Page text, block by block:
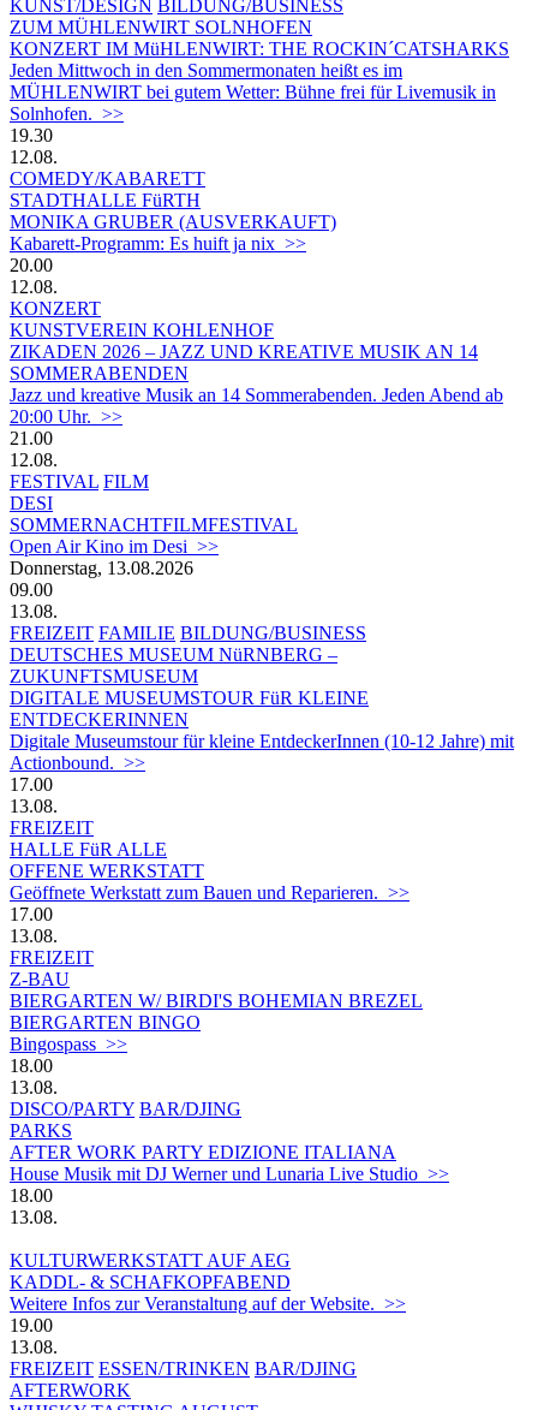
KUNST/DESIGN BILDUNG/BUSINESS
ZUM MÜHLENWIRT SOLNHOFEN
KONZERT IM MüHLENWIRT: THE ROCKIN´CATSHARKS
Jeden Mittwoch in den Sommermonaten heißt es im
MÜHLENWIRT bei gutem Wetter: Bühne frei für Livemusik in
Solnhofen. >>
19.30
12.08.
COMEDY/KABARETT
STADTHALLE FüRTH
MONIKA GRUBER (AUSVERKAUFT)
Kabarett-Programm: Es huift ja nix >>
20.00
12.08.
KONZERT
KUNSTVEREIN KOHLENHOF
ZIKADEN 2026 – JAZZ UND KREATIVE MUSIK AN 14
SOMMERABENDEN
Jazz und kreative Musik an 14 Sommerabenden. Jeden Abend ab
20:00 Uhr. >>
21.00
12.08.
FESTIVAL FILM
DESI
SOMMERNACHTFILMFESTIVAL
Open Air Kino im Desi >>
Donnerstag, 13.08.2026
09.00
13.08.
FREIZEIT FAMILIE BILDUNG/BUSINESS
DEUTSCHES MUSEUM NüRNBERG –
ZUKUNFTSMUSEUM
DIGITALE MUSEUMSTOUR FüR KLEINE
ENTDECKERINNEN
Digitale Museumstour für kleine EntdeckerInnen (10-12 Jahre) mit
Actionbound. >>
17.00
13.08.
FREIZEIT
HALLE FüR ALLE
OFFENE WERKSTATT
Geöffnete Werkstatt zum Bauen und Reparieren. >>
17.00
13.08.
FREIZEIT
Z-BAU
BIERGARTEN W/ BIRDI'S BOHEMIAN BREZEL
BIERGARTEN BINGO
Bingospass >>
18.00
13.08.
DISCO/PARTY BAR/DJING
PARKS
AFTER WORK PARTY EDIZIONE ITALIANA
House Musik mit DJ Werner und Lunaria Live Studio >>
18.00
13.08.
KULTURWERKSTATT AUF AEG
KADDL- & SCHAFKOPFABEND
Weitere Infos zur Veranstaltung auf der Website. >>
19.00
13.08.
FREIZEIT ESSEN/TRINKEN BAR/DJING
AFTERWORK